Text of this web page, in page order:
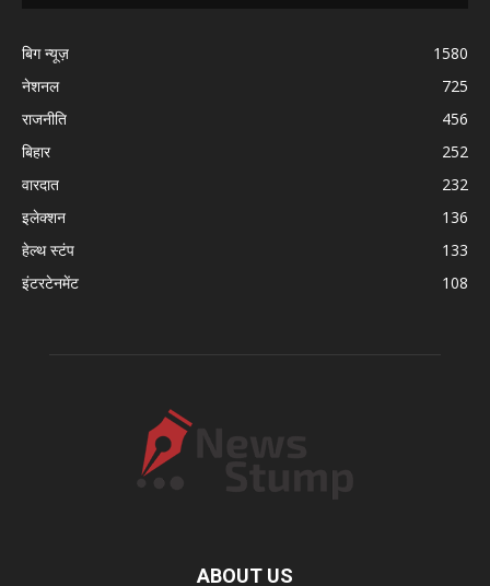
बिग न्यूज़
1580
नेशनल
725
राजनीति
456
बिहार
252
वारदात
232
इलेक्शन
136
हेल्थ स्टंप
133
इंटरटेनमेंट
108
ABOUT US